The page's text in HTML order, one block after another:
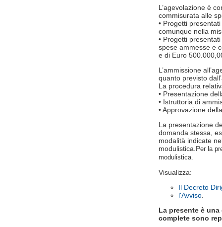
L’agevolazione è
commisurata alle
• Progetti
comunque nella
• Progetti
spese ammesse e
e di Euro
L’ammissione
quanto previsto
La procedura
• Presentazione
• Istruttoria di
• Approvazione
La presentazione
domanda stessa,
modalità indicate
modulistica.Per la
modulistica.
Visualizza:
Il Decreto
l'Avviso
La presente è
complete sono